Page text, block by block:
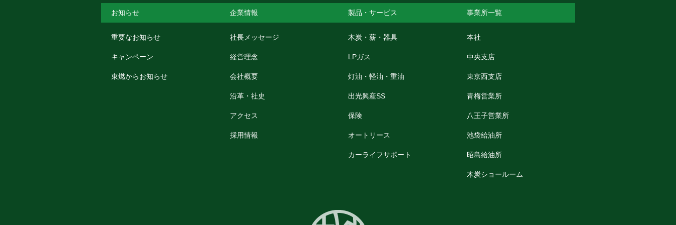
お知らせ
重要なお知らせ
キャンペーン
東燃からお知らせ
企業情報
社長メッセージ
経営理念
会社概要
沿革・社史
アクセス
採用情報
製品・サービス
木炭・薪・器具
LPガス
灯油・軽油・重油
出光興産SS
保険
オートリース
カーライフサポート
事業所一覧
本社
中央支店
東京西支店
青梅営業所
八王子営業所
池袋給油所
昭島給油所
木炭ショールーム